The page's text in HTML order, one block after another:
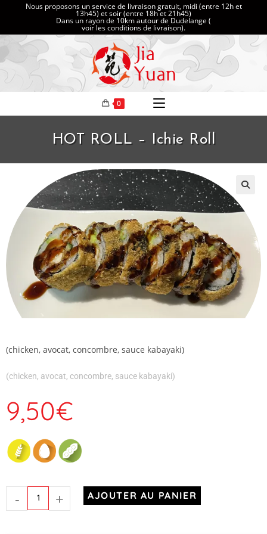
Nous proposons un service de livraison gratuit, midi (entre 12h et
13h45) et soir (entre 18h et 21h45)
Dans un rayon de 10km autour de Dudelange (
voir les conditions de livraison).
0
HOT ROLL – Ichie Roll
(chicken, avocat, concombre, sauce kabayaki)
(chicken, avocat, concombre, sauce kabayaki)
9,50€
- + AJOUTER AU PANIER